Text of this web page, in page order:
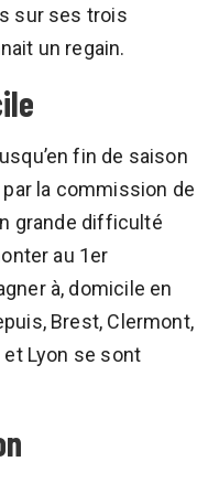
sur ses trois
un regain.
fin de saison
la commission de
grande difficulté
au 1er
à, domicile en
Brest, Clermont,
et Lyon se sont